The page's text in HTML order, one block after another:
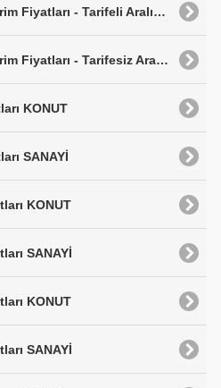
Şehirlerdeki Doğalgaz Birim Fiyatları - Tarifeli Aralık 2022
Şehirlerdeki Doğalgaz Birim Fiyatları - Tarifesiz Aralık 2022
KONUT
SANAYİ
KONUT
SANAYİ
KONUT
SANAYİ